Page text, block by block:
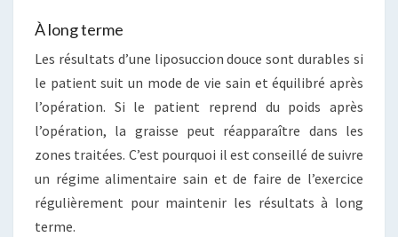
À long terme
Les résultats d’une liposuccion douce sont durables si
le patient suit un mode de vie sain et équilibré après
l’opération. Si le patient reprend du poids après
l’opération, la graisse peut réapparaître dans les
zones traitées. C’est pourquoi il est conseillé de suivre
un régime alimentaire sain et de faire de l’exercice
régulièrement pour maintenir les résultats à long
terme.